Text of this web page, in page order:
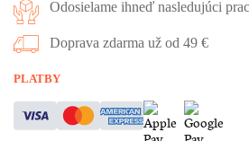
Odosielame ihneď nasledujúci
Doprava zdarma už od 49 €
PLATBY